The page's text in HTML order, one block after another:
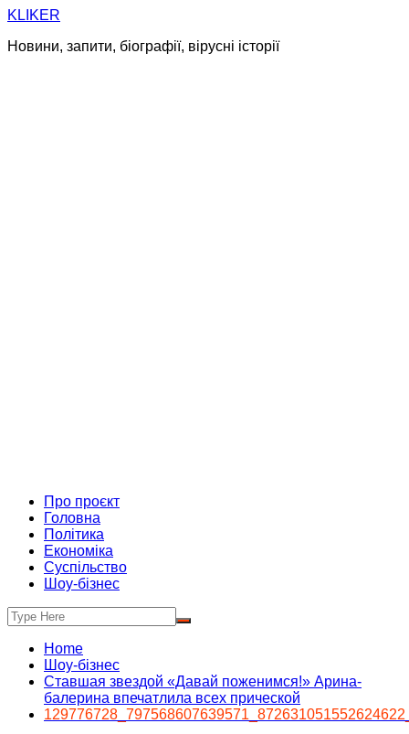
Skip
content
KLIKER
Новини, запити, біографії, вірусні історії
Про проєкт
Головна
Політика
Економіка
Суспільство
Шоу-бізнес
Home
Шоу-бізнес
Ставшая звездой «Давай поженимся!» Арина-
балерина впечатлила всех прической